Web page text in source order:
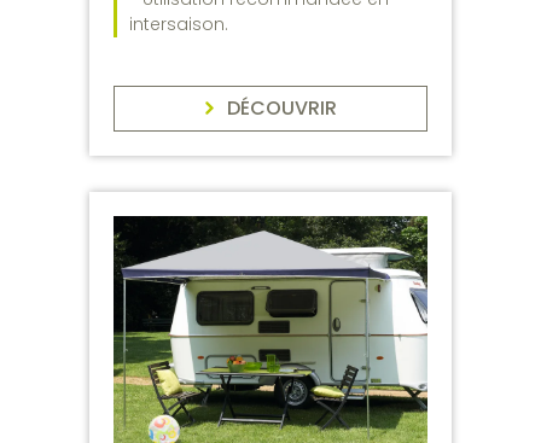
intersaison.
DÉCOUVRIR